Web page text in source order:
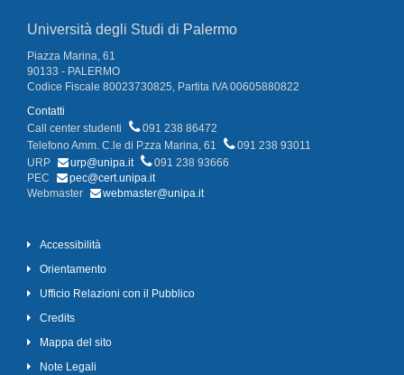
Università degli Studi di Palermo
Piazza Marina, 61
90133 - PALERMO
Codice Fiscale 80023730825, Partita IVA 00605880822
Contatti
Call center studenti
091 238 86472
Telefono Amm. C.le di P.zza Marina, 61
091 238 93011
URP
urp@unipa.it
091 238 93666
PEC
pec@cert.unipa.it
Webmaster
webmaster@unipa.it
Accessibilità
Orientamento
Ufficio Relazioni con il Pubblico
Credits
Mappa del sito
Note Legali